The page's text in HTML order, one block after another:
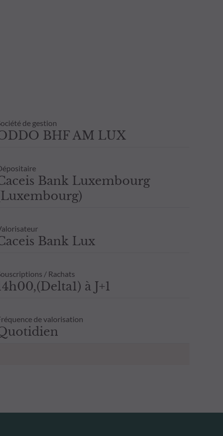
de gestion
BHF AM LUX
Bank Luxembourg
Bank Lux
/ Rachats
à J+1
de valorisation